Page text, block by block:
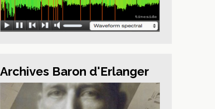
Archives Baron d'Erlanger